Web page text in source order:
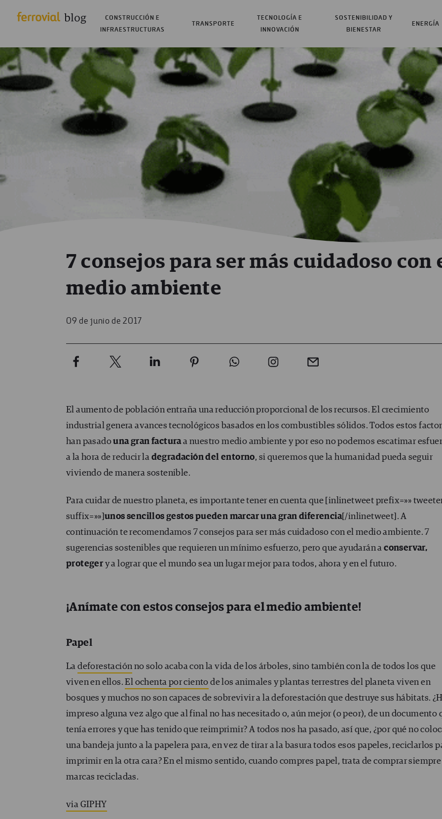
CONSTRUCCIÓN E
INFRAESTRUCTURAS
TRANSPORTE
TECNOLOGÍA E
INNOVACIÓN
SOSTENIBILIDAD Y
BIENESTAR
ENERGÍA
7 consejos para ser más cuidadoso con
medio ambiente
09 de junio de 2017
El aumento de población entraña una reducción proporcional de los recursos. El crecimiento
industrial genera avances tecnológicos basados en los combustibles sólidos. Todos estos
han pasadouna gran facturaa nuestro medio ambiente y por eso no podemos escatimar
a la hora de reducir la degradación del entorno, si queremos que la humanidad pueda seguir
viviendo de manera sostenible.
Para cuidar de nuestro planeta, es importante tener en cuenta que [inlinetweet prefix=»»
suffix=»»]unos sencillos gestos pueden marcar una gran diferencia[/inlinetweet]. A
continuación te recomendamos 7 consejos para ser más cuidadoso con el medio ambiente. 7
sugerencias sostenibles que requieren un mínimo esfuerzo, pero que ayudarán aconservar,
proteger y a lograr que el mundo sea un lugar mejor para todos, ahora y en el futuro.
¡Anímate con estos consejos para el medio ambiente!
Papel
Ladeforestaciónno solo acaba con la vida de los árboles, sino también con la de todos los que
viven en ellos.El ochenta por ciento de los animales y plantas terrestres del planeta viven en
bosques y muchos no son capaces de sobrevivir a la deforestación que destruye sus hábitats.
impreso alguna vez algo que al final no has necesitado o, aún mejor (o peor), de un documento
tenía errores y que has tenido que reimprimir? A todos nos ha pasado, así que, ¿por qué no
una bandeja junto a la papelera para, en vez de tirar a la basura todos esos papeles, reciclarlos
imprimir en la otra cara? En el mismo sentido, cuando compres papel, trata de comprar siempre
marcas recicladas.
via GIPHY